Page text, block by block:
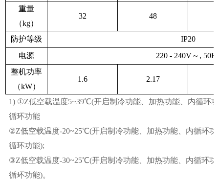
重量
（kg）
32 48
防护等级
IP20
电源
220 - 240V～ ,
整机功率
（kW）
1.6 2.17
1) ①Z低空载温度5~39℃(开启制冷功能、加热功能、内循环
循环功能
②Z低空载温度-20~25℃(开启制冷功能、加热功能、内循环功
循环功能);
③Z低空载温度-30~25℃(开启制冷功能、加热功能、内循环功
循环功能)。